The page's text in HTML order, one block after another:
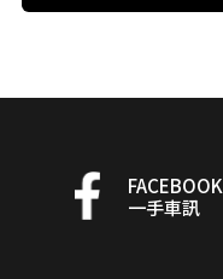
FACEBOOK
一手車訊